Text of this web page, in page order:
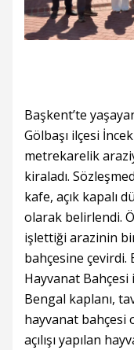
Başkent’te
Gölbaşı ilçesi
metrekarelik
kiraladı.
kafe, açık kapalı
olarak belirlendi.
işlettiği arazinin
bahçesine çevirdi.
Hayvanat
Bengal kaplanı,
hayvanat bahçesi
açılışı yapılan